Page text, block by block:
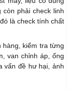
phải check linh
là check tính chất
hàng, kiểm tra từng
van chỉnh áp, ống
vấn đề hư hại, ảnh